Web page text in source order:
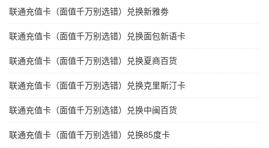
联通充值卡（面值千万别选错）兑换新雅劵
联通充值卡（面值千万别选错）兑换面包新语卡
联通充值卡（面值千万别选错）兑换夏商百货
联通充值卡（面值千万别选错）兑换克里斯汀卡
联通充值卡（面值千万别选错）兑换中闽百货
联通充值卡（面值千万别选错）兑换85度卡